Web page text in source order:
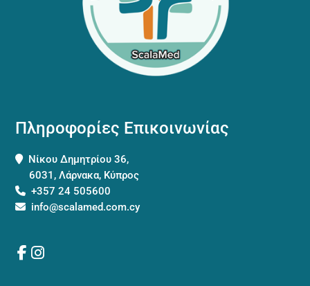
Πληροφορίες Επικοινωνίας
Νίκου Δημητρίου 36,
6031, Λάρνακα, Κύπρος
+357 24 505600
info@scalamed.com.cy